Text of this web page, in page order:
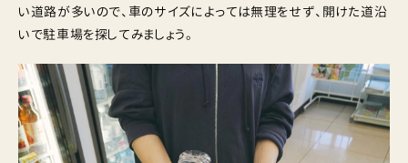
い道路が多いので、車のサイズによっては無理をせず、開けた道沿
いで駐車場を探してみましょう。